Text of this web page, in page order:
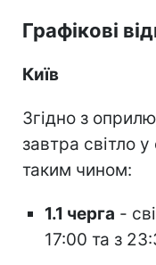
Графікові
Київ
Згідно з
завтра світло
таким чином:
1.1 черга -
17:00 та з